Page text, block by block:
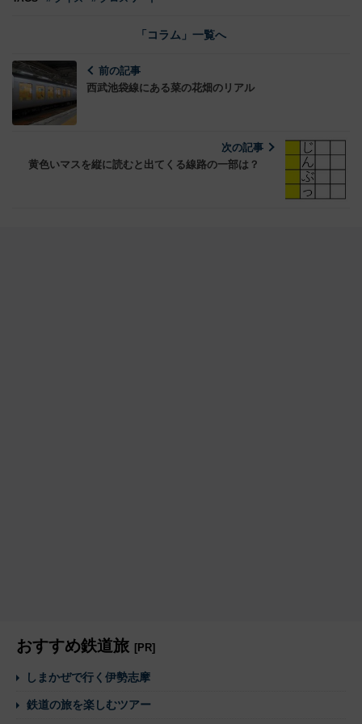
「コラム」一覧へ
前の記事
西武池袋線にある菜の花畑のリアル
次の記事
黄色いマスを縦に読むと出てくる線路の一部は？
おすすめ鉄道旅 [PR]
しまかぜで行く伊勢志摩
鉄道の旅を楽しむツアー